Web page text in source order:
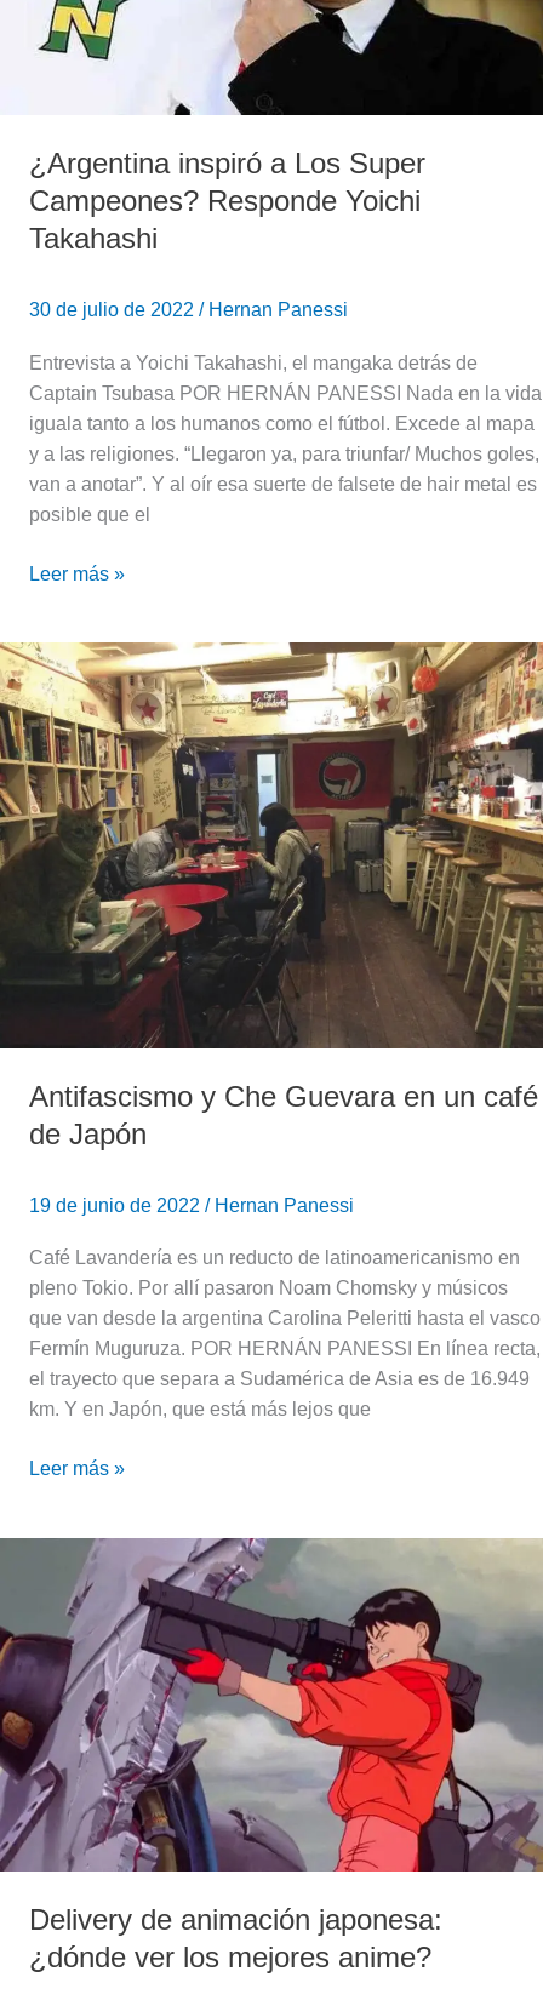
¿Argentina inspiró a Los Super
Campeones? Responde Yoichi
Takahashi
30 de julio de 2022 / Hernan Panessi
Entrevista a Yoichi Takahashi, el mangaka detrás de
Captain Tsubasa POR HERNÁN PANESSI Nada en la vida
iguala tanto a los humanos como el fútbol. Excede al mapa
y a las religiones. “Llegaron ya, para triunfar/ Muchos goles,
van a anotar”. Y al oír esa suerte de falsete de hair metal es
posible que el
Takahashi
Leer más »
Antifascismo y Che Guevara en un café
de Japón
19 de junio de 2022 / Hernan Panessi
Café Lavandería es un reducto de latinoamericanismo en
pleno Tokio. Por allí pasaron Noam Chomsky y músicos
que van desde la argentina Carolina Peleritti hasta el vasco
Fermín Muguruza. POR HERNÁN PANESSI En línea recta,
el trayecto que separa a Sudamérica de Asia es de 16.949
km. Y en Japón, que está más lejos que
Antifascismo
y
Che
Guevara
en
un
café
Japón
Leer más »
Delivery de animación japonesa:
¿dónde ver los mejores anime?
Delivery
animación
japonesa:
¿dónde
ver
los
mejores
anime?